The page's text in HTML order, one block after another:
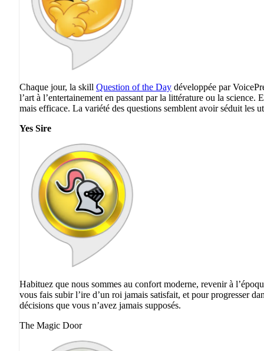
Chaque jour, la skill Question of the Day développée par
l’art à l’entertainement en passant par la littérature ou la science.
mais efficace. La variété des questions semblent avoir séduit les
Yes Sire
Habituez que nous sommes au confort moderne, revenir à
vous fais subir l’ire d’un roi jamais satisfait, et pour progresser
décisions que vous n’avez jamais supposés.
The Magic Door